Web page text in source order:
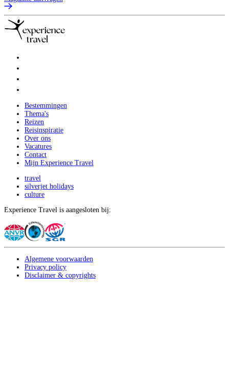
Bestemmingen
Thema's
Reizen
Reisinspiratie
Over ons
Vacatures
Contact
Mijn Experience Travel
travel
silverjet holidays
culture
Experience Travel is aangesloten bij:
Algemene voorwaarden
Privacy policy
Disclaimer & copyrights